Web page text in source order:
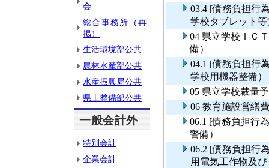
会
総合事務所（再
掲）
生活環境部公共
農林水産部公共
水産振興局公共
県土整備部公共
一般会計外
特別会計
企業会計
03.4 [債務負担行
学校タブレット
04 県立学校ＩＣ
備）
04.1 [債務負担行
学校用機器整備）
05 県立学校裁量
06 教育施設営繕費
06.1 [債務負担行
警備）
06.2 [債務負担行
用電気工作物及